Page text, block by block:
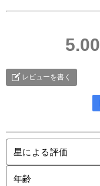
5.00
レビューを書く